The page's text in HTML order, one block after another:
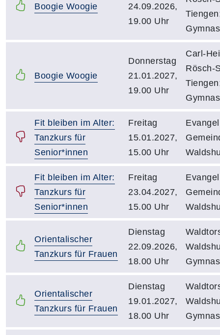
Boogie Woogie
24.09.2026,
19.00 Uhr
Boogie Woogie
Donnerstag
21.01.2027,
19.00 Uhr
Carl-
Rösch-
Fit bleiben im Alter:
Tanzkurs für
Senior*innen
Freitag
15.01.2027,
15.00 Uhr
Fit bleiben im Alter:
Tanzkurs für
Senior*innen
Freitag
23.04.2027,
15.00 Uhr
Orientalischer
Tanzkurs für Frauen
Dienstag
22.09.2026,
18.00 Uhr
Orientalischer
Tanzkurs für Frauen
Dienstag
19.01.2027,
18.00 Uhr